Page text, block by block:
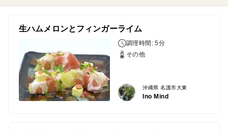
生ハムメロンとフィンガーライム
調理時間: 5分
その他
沖縄県 名護市大東
Ino Mind